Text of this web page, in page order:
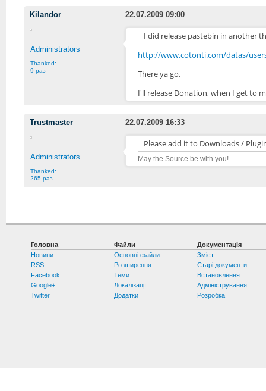
Kilandor 22.07.2009 09:00
Administrators
Thanked:
9 раз
I did release pastebin in another
http://www.cotonti.com/datas/
There ya go.
I'll release Donation, when I get to
Trustmaster 22.07.2009 16:33
Administrators
Thanked:
265 раз
Please add it to Downloads /
May the Source be with you!
Головна
Новини
RSS
Facebook
Google+
Twitter
Файли
Основні файли
Розширення
Теми
Локалізації
Додатки
Документація
Зміст
Старі документи
Встановлення
Адміністрування
Розробка